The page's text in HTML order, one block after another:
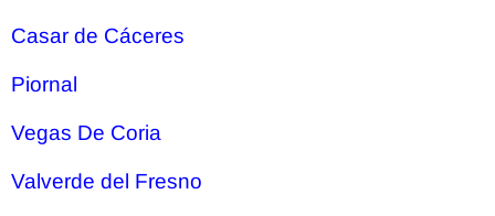
Casar de Cáceres
Piornal
Vegas De Coria
Valverde del Fresno